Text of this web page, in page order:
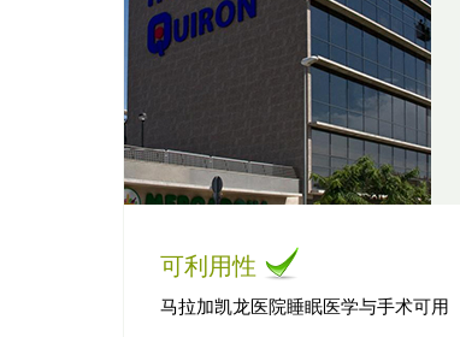
可利用性
马拉加凯龙医院睡眠医学与手术可用